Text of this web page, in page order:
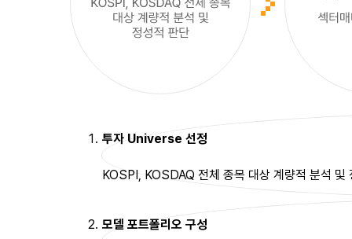
투자 Universe 선정
KOSPI, KOSDAQ 전체 종목 대상 계량적 분석 및
모델 포트폴리오 구성